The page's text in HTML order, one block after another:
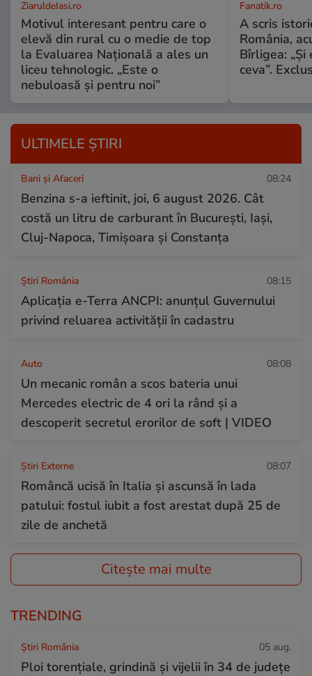
ZiaruldeIasi.ro
Motivul interesant pentru care o
elevă din rural cu o medie de top
la Evaluarea Națională a ales un
liceu tehnologic. „Este o
nebuloasă și pentru noi”
Fanatik.ro
A scris
România,
Bîrligea:
ceva”.
ULTIMELE ȘTIRI
Bani și Afaceri 08:24
Benzina s-a ieftinit, joi, 6 august 2026. Cât
costă un litru de carburant în București, Iași,
Cluj-Napoca, Timișoara și Constanța
Știri România 08:15
Aplicația e-Terra ANCPI: anunțul Guvernului
privind reluarea activității în cadastru
Auto 08:08
Un mecanic român a scos bateria unui
Mercedes electric de 4 ori la rând și a
descoperit secretul erorilor de soft | VIDEO
Știri Externe 08:07
Româncă ucisă în Italia și ascunsă în lada
patului: fostul iubit a fost arestat după 25 de
zile de anchetă
Citește mai multe
TRENDING
Știri România 05 aug.
Ploi torențiale, grindină și vijelii în 34 de județe